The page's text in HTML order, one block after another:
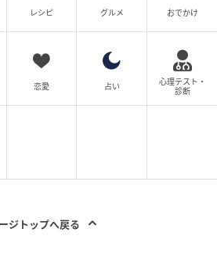
レシピ グルメ おでかけ
恋愛 占い
心理テスト・
診断
ジトップへ戻る